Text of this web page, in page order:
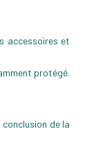
accessoires et
protégé.
de la